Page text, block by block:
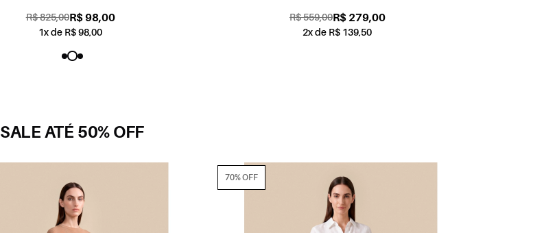
R$ 825,00R$ 98,00
1x de R$ 98,00
R$ 559,00R$ 279,00
2x de R$ 139,50
SALE ATÉ 50% OFF
70% OFF